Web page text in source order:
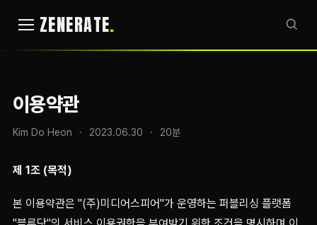
ZENERATE
이용약관
Kim Do Heon · 2023.06.30 · 20분
제 1조 (목적)
본 이용약관은 "(주)미디어스피어"가 운영하는 퍼블리싱 플랫폼